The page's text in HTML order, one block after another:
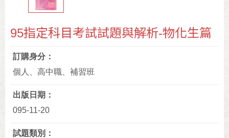
95指定科目考試試題與解析-物化生篇
訂購身分
個人、高中職、補習班
出版日期
095-11-20
試題類別